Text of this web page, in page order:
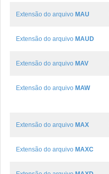
Extensão do arquivo MAU
Extensão do arquivo MAUD
Extensão do arquivo MAV
Extensão do arquivo MAW
Extensão do arquivo MAX
Extensão do arquivo MAXC